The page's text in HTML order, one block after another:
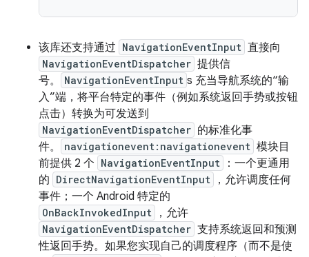
该库还支持通过 NavigationEventInput 直接向
NavigationEventDispatcher 提供信
号。
NavigationEventInput s 充当导航系统的“输
入”端，将平台特定的事件（例如系统返回手势或按钮
点击）转换为可发送到
NavigationEventDispatcher 的标准化事
件。
navigationevent:navigationevent 模块目
前提供 2 个 NavigationEventInput
：一个更通用
的 DirectNavigationEventInput
，允许调度任何
事件；一个 Android 特定的
OnBackInvokedInput ，允许
NavigationEventDispatcher 支持系统返回和预测
性返回手势。如果您实现自己的调度程序（而不是使